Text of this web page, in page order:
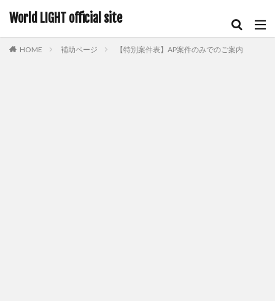
World LIGHT official site
HOME 補助ページ 【特別案件表】AP案件のみでのご案内